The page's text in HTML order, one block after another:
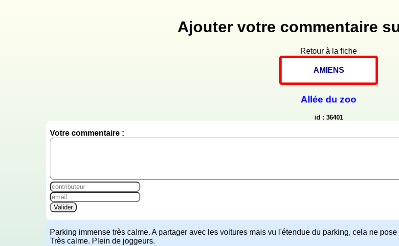
Ajouter votre commentaire
Retour à la fiche
AMIENS
Allée du zoo
id : 36401
Votre commentaire :
Valider
Parking immense très calme. A partager avec les voitures mais vu l'étendue du parking, cela ne
Très calme. Plein de joggeurs.